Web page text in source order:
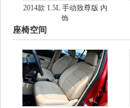
2014款 1.5L 手动致尊版 内
饰
座椅空间